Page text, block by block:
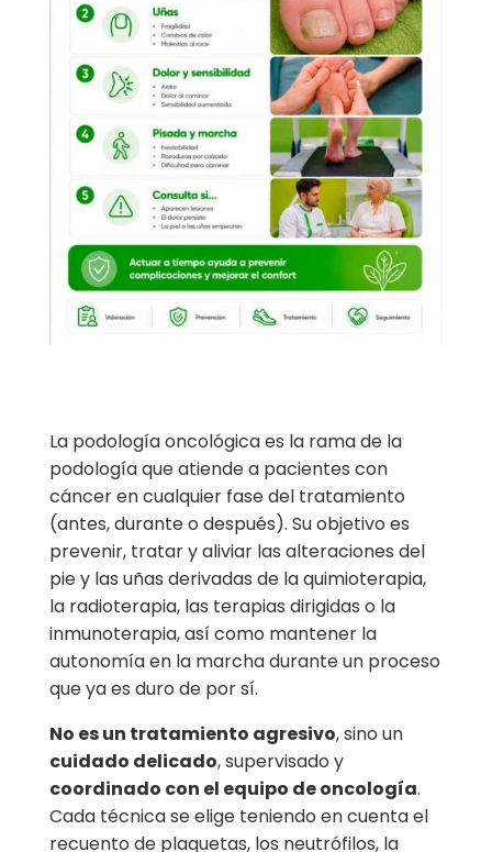
La podología oncológica es la rama de la
podología que atiende a pacientes con
cáncer en cualquier fase del tratamiento
(antes, durante o después). Su objetivo es
prevenir, tratar y aliviar las alteraciones del
pie y las uñas derivadas de la quimioterapia,
la radioterapia, las terapias dirigidas o la
inmunoterapia, así como mantener la
autonomía en la marcha durante un proceso
que ya es duro de por sí.
No es un tratamiento agresivo, sino un
cuidado delicado, supervisado y
coordinado con el equipo de oncología.
Cada técnica se elige teniendo en cuenta el
recuento de plaquetas, los neutrófilos, la